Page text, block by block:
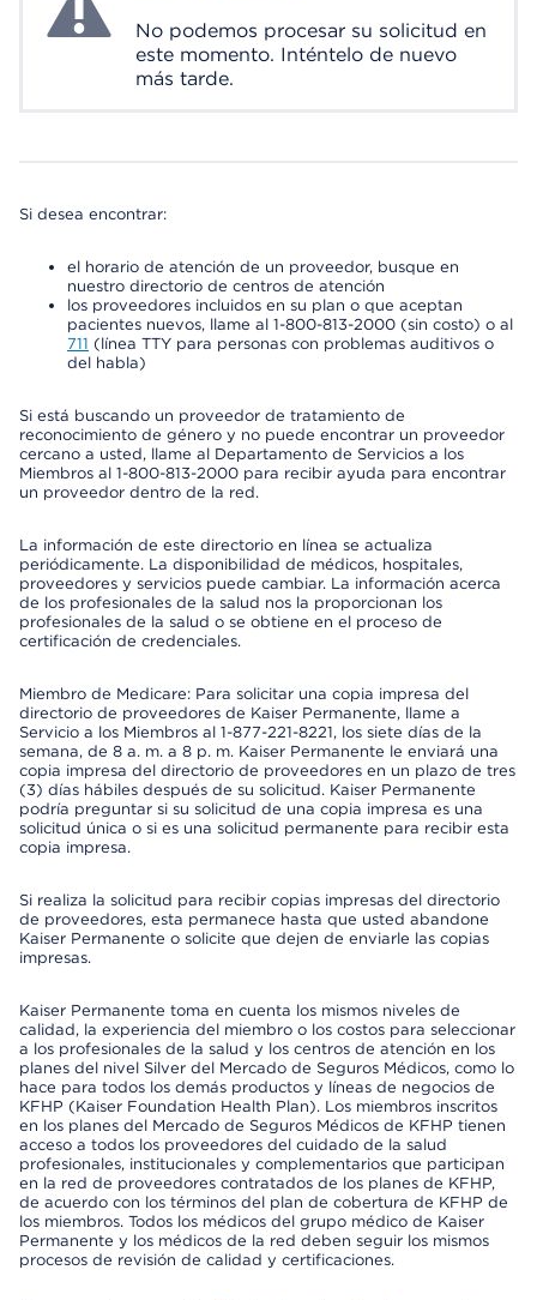
No podemos procesar su solicitud en
este momento. Inténtelo de nuevo
más tarde.
Si desea encontrar:
el horario de atención de un proveedor, busque en
nuestro directorio de centros de atención
los proveedores incluidos en su plan o que aceptan
pacientes nuevos, llame al 1-800-813-2000 (sin costo) o al
711 (línea TTY para personas con problemas auditivos o
del habla)
Si está buscando un proveedor de tratamiento de
reconocimiento de género y no puede encontrar un proveedor
cercano a usted, llame al Departamento de Servicios a los
Miembros al 1-800-813-2000 para recibir ayuda para encontrar
un proveedor dentro de la red.
La información de este directorio en línea se actualiza
periódicamente. La disponibilidad de médicos, hospitales,
proveedores y servicios puede cambiar. La información acerca
de los profesionales de la salud nos la proporcionan los
profesionales de la salud o se obtiene en el proceso de
certificación de credenciales.
Miembro de Medicare: Para solicitar una copia impresa del
directorio de proveedores de Kaiser Permanente, llame a
Servicio a los Miembros al 1-877-221-8221, los siete días de la
semana, de 8 a. m. a 8 p. m. Kaiser Permanente le enviará una
copia impresa del directorio de proveedores en un plazo de tres
(3) días hábiles después de su solicitud. Kaiser Permanente
podría preguntar si su solicitud de una copia impresa es una
solicitud única o si es una solicitud permanente para recibir esta
copia impresa.
Si realiza la solicitud para recibir copias impresas del directorio
de proveedores, esta permanece hasta que usted abandone
Kaiser Permanente o solicite que dejen de enviarle las copias
impresas.
Kaiser Permanente toma en cuenta los mismos niveles de
calidad, la experiencia del miembro o los costos para seleccionar
a los profesionales de la salud y los centros de atención en los
planes del nivel Silver del Mercado de Seguros Médicos, como lo
hace para todos los demás productos y líneas de negocios de
KFHP (Kaiser Foundation Health Plan). Los miembros inscritos
en los planes del Mercado de Seguros Médicos de KFHP tienen
acceso a todos los proveedores del cuidado de la salud
profesionales, institucionales y complementarios que participan
en la red de proveedores contratados de los planes de KFHP,
de acuerdo con los términos del plan de cobertura de KFHP de
los miembros. Todos los médicos del grupo médico de Kaiser
Permanente y los médicos de la red deben seguir los mismos
procesos de revisión de calidad y certificaciones.